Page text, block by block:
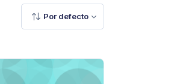
Por defecto